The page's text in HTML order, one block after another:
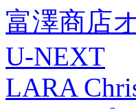
富澤商店
U-NEXT
LARA